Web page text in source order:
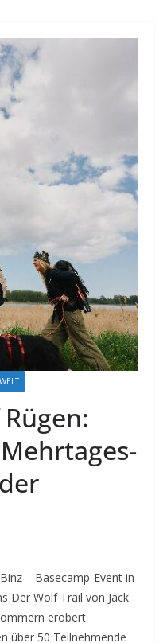
– Basecamp-Event in
Der Wolf Trail von Jack
erobert:
über 50 Teilnehmende